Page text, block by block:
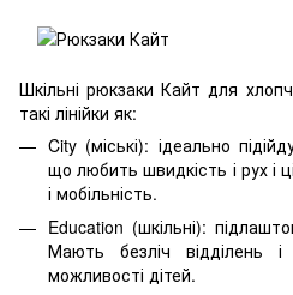
Шкільні рюкзаки Кайт для
такі лінійки як:
City (міські): ідеально
що любить швидкість і рух і
і мобільність.
Education (шкільні):
Мають безліч відділень і
можливості дітей.